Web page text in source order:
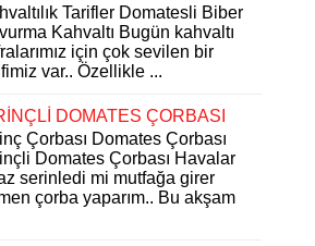
Tarifler Domatesli Biber
Kahvaltı Bugün kahvaltı
için çok sevilen bir
var.. Özellikle ...
DOMATES ÇORBASI
Çorbası Domates Çorbası
Domates Çorbası Havalar
serinledi mi mutfağa girer
çorba yaparım.. Bu akşam